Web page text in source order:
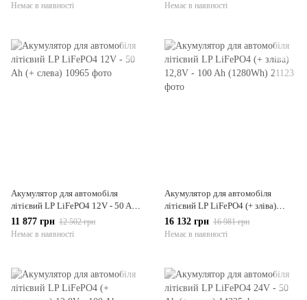
Немає в наявності
Немає в наявності
Акумулятор для автомобіля
літієвий LP LiFePO4 12V - 50 Ah
(+ слева)
11 877 грн 12 502 грн
Немає в наявності
Акумулятор для автомобіля
літієвий LP LiFePO4 (+ зліва)
12,8V - 100 Ah (1280Wh)
16 132 грн 16 981 грн
Немає в наявності